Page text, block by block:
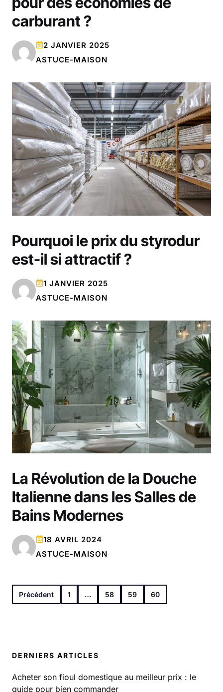
DERNIERS ARTICLES
Acheter son fioul domestique au meilleur prix : le
guide pour bien commander
carburant ?
2 JANVIER 2025
ASTUCE-MAISON
Pourquoi le prix du styrodur
est-il si attractif ?
1 JANVIER 2025
ASTUCE-MAISON
La Révolution de la Douche
Italienne dans les Salles de
Bains Modernes
18 AVRIL 2024
ASTUCE-MAISON
Précédent 1 … 58 59 60